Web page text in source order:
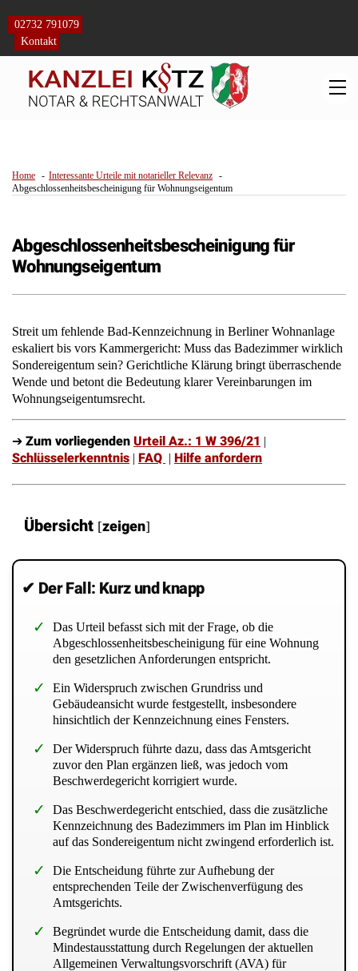
content
02732 791079
Kontakt
Home
Interessante Urteile mit notarieller Relevanz
Abgeschlossenheitsbescheinigung für Wohnungseigentum
Abgeschlossenheitsbescheinigung für
Wohnungseigentum
Streit um fehlende Bad-Kennzeichnung in Berliner Wohnanlage
eskaliert bis vors Kammergericht: Muss das Badezimmer wirklich
Sondereigentum sein? Gerichtliche Klärung bringt überraschende
Wende und betont die Bedeutung klarer Vereinbarungen im
Wohnungseigentumsrecht.
➔ Zum vorliegenden Urteil Az.: 1 W 396/21 |
Schlüsselerkenntnis | FAQ | Hilfe anfordern
Übersicht [zeigen]
✔ Der Fall: Kurz und knapp
Das Urteil befasst sich mit der Frage, ob die
Abgeschlossenheitsbescheinigung für eine Wohnung
den gesetzlichen Anforderungen entspricht.
Ein Widerspruch zwischen Grundriss und
Gebäudeansicht wurde festgestellt, insbesondere
hinsichtlich der Kennzeichnung eines Fensters.
Der Widerspruch führte dazu, dass das Amtsgericht
zuvor den Plan ergänzen ließ, was jedoch vom
Beschwerdegericht korrigiert wurde.
Das Beschwerdegericht entschied, dass die zusätzliche
Kennzeichnung des Badezimmers im Plan im Hinblick
auf das Sondereigentum nicht zwingend erforderlich ist.
Die Entscheidung führte zur Aufhebung der
entsprechenden Teile der Zwischenverfügung des
Amtsgerichts.
Begründet wurde die Entscheidung damit, dass die
Mindestausstattung durch Regelungen der aktuellen
Allgemeinen Verwaltungsvorschrift (AVA) für